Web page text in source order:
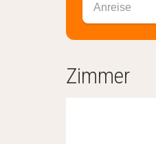
Anreise
Zimmer